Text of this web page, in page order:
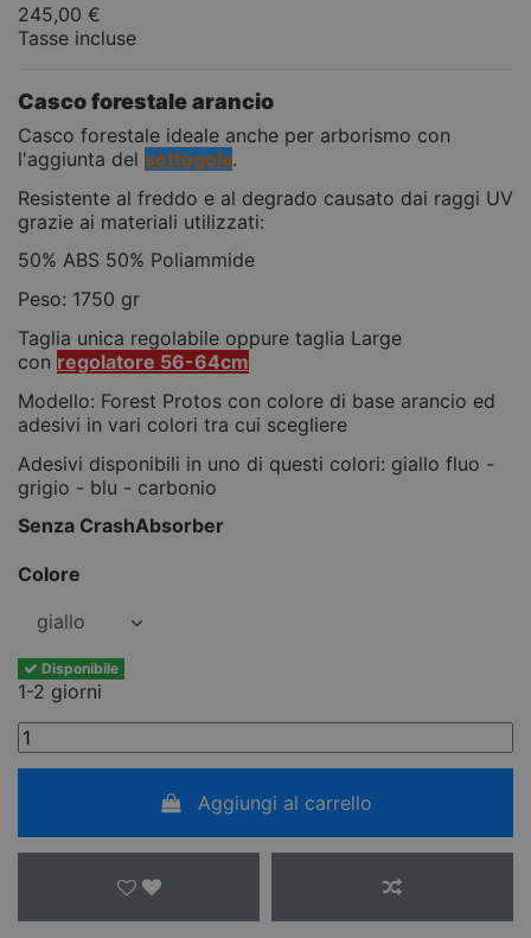
245,00 €
Tasse incluse
Casco forestale arancio
Casco forestale ideale anche per arborismo con
l'aggiunta del sottogola.
Resistente al freddo e al degrado causato dai raggi UV
grazie ai materiali utilizzati:
50% ABS 50% Poliammide
Peso: 1750 gr
Taglia unica regolabile oppure taglia Large
con regolatore 56-64cm
Modello: Forest Protos con colore di base arancio ed
adesivi in vari colori tra cui scegliere
Adesivi disponibili in uno di questi colori: giallo fluo -
grigio - blu - carbonio
Senza CrashAbsorber
Colore
Disponibile
1-2 giorni
Aggiungi al carrello